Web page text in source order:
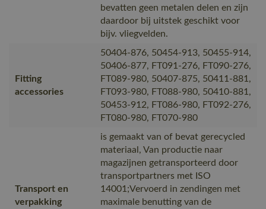
bevatten geen metalen delen en zijn
daardoor bij uitstek geschikt voor
bijv. vliegvelden.
Fitting
accessories
50404-876, 50454-913, 50455-914,
50406-877, FT091-276, FT090-276,
FT089-980, 50407-875, 50411-881,
FT093-980, FT088-980, 50410-881,
50453-912, FT086-980, FT092-276,
FT080-980, FT070-980
Transport en
verpakking
is gemaakt van of bevat gerecycled
materiaal, Van productie naar
magazijnen getransporteerd door
transportpartners met ISO
14001;Vervoerd in zendingen met
maximale benutting van de